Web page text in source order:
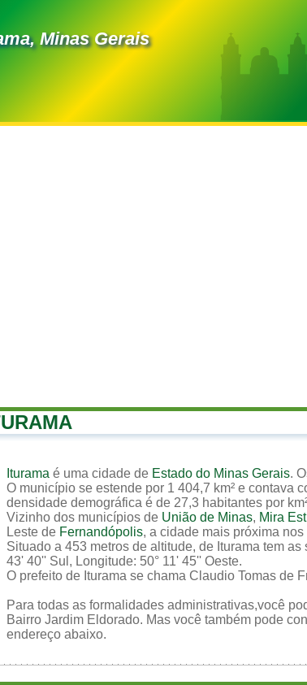
Minas Gerais
Iturama é uma cidade de Estado do Minas Gerais.
O município se estende por 1 404,7 km² e contava
densidade demográfica é de 27,3 habitantes por
Vizinho dos municípios de União de Minas, Mira
Leste de Fernandópolis, a cidade mais próxima nos
Situado a 453 metros de altitude, de Iturama tem
43' 40'' Sul, Longitude: 50° 11' 45'' Oeste.
O prefeito de Iturama se chama Claudio Tomas de
Para todas as formalidades administrativas,você
Bairro Jardim Eldorado. Mas você também pode
endereço abaixo.